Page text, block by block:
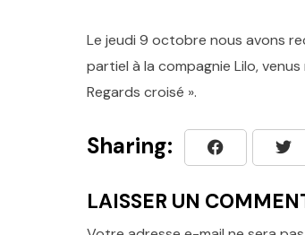
Le jeudi 9 octobre nous avons
partiel à la compagnie Lilo,
Regards croisé ».
Sharing:
LAISSER UN